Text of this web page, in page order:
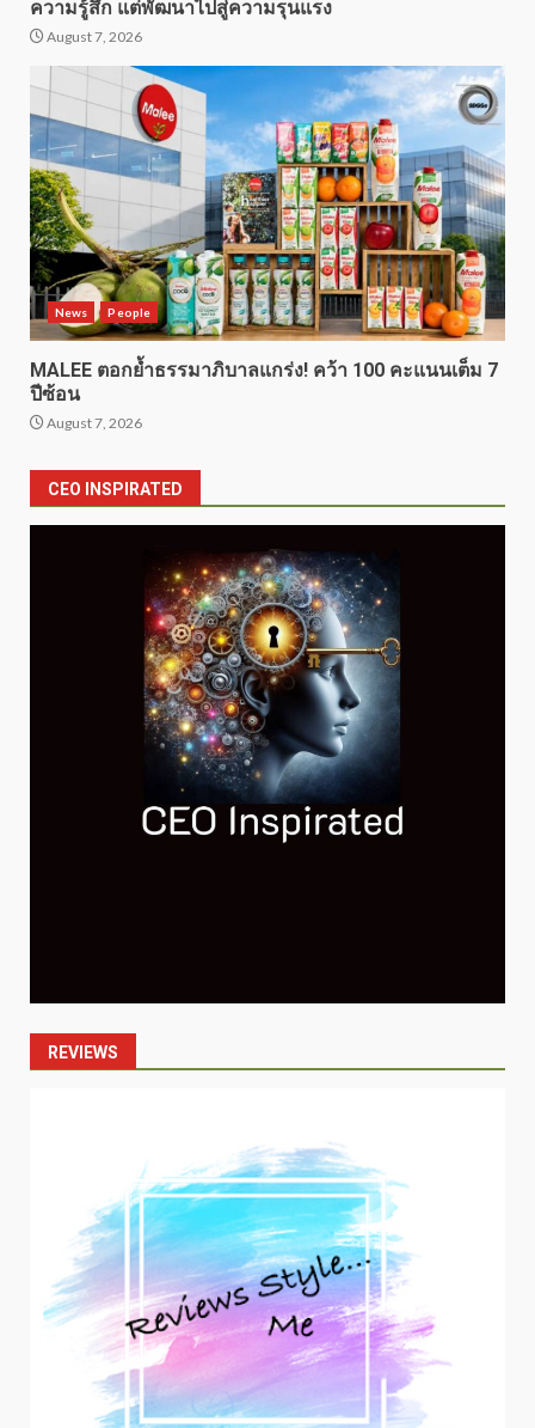
ความรู้สึก แต่พัฒนาไปสู่ความรุนแรง
August 7, 2026
News People
MALEE ตอกย้ำธรรมาภิบาลแกร่ง! คว้า 100 คะแนนเต็ม 7
ปีซ้อน
August 7, 2026
CEO INSPIRATED
REVIEWS